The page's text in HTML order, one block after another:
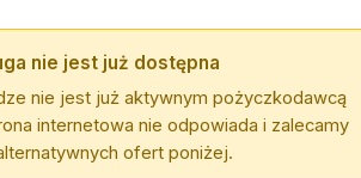
nie jest już dostępna
nie jest już aktywnym pożyczkodawcą
internetowa nie odpowiada i zalecamy
ofert poniżej.